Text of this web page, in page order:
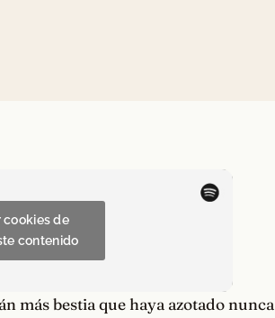
cookies de
contenido
más bestia que haya azotado nunca